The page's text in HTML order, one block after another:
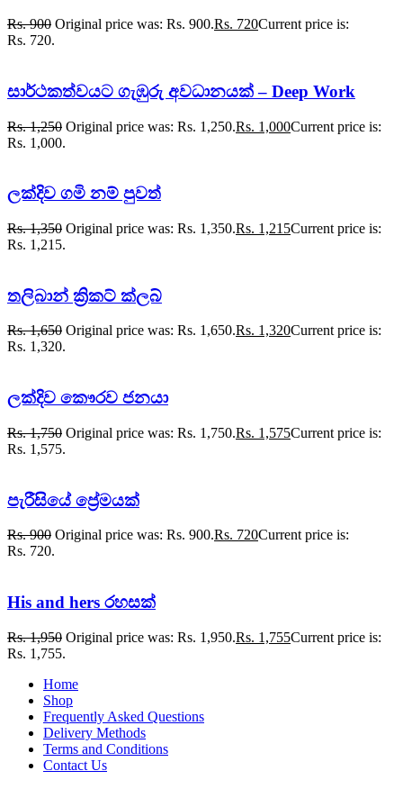
Rs.900 Original price was: Rs. 900.Rs. 720Current price is:
Rs. 720.
සාර්ථකත්වයට ගැඹුරු අවධානයක් – Deep Work
Rs.1,250 Original price was: Rs. 1,250.Rs. 1,000Current price is:
Rs. 1,000.
ලක්දිව ගමි නම් පුවත්
Rs.1,350 Original price was: Rs. 1,350.Rs. 1,215Current price is:
Rs. 1,215.
තලිබාන් ක්‍රිකට් ක්ලබ්
Rs.1,650 Original price was: Rs. 1,650.Rs. 1,320Current price is:
Rs. 1,320.
ලක්දිව කෞරව ජනයා
Rs.1,750 Original price was: Rs. 1,750.Rs. 1,575Current price is:
Rs. 1,575.
පැරීසියේ ප්‍රේමයක්
Rs.900 Original price was: Rs. 900.Rs. 720Current price is:
Rs. 720.
His and hers රහසක්
Rs.1,950 Original price was: Rs. 1,950.Rs. 1,755Current price is:
Rs. 1,755.
Home
Shop
Frequently Asked Questions
Delivery Methods
Terms and Conditions
Contact Us